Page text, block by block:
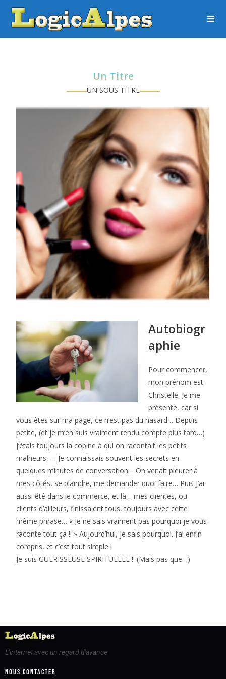
Un Titre
UN SOUS TITRE
Autobiogr
aphie
Pour commencer,
mon prénom est
Christelle. Je me
présente, car si
vous êtes sur ma page, ce n’est pas du hasard… Depuis
petite, (et je m’en suis vraiment rendu compte plus tard…)
j’étais toujours la copine à qui on racontait les petits
malheurs, … Je connaissais souvent les secrets en
quelques minutes de conversation… On venait pleurer à
mes côtés, se plaindre, me demander quoi faire… Puis J’ai
aussi été dans le commerce, et là… mes clientes, ou
clients d’ailleurs, finissaient tous, toujours avec cette
même phrase… « Je ne sais vraiment pas pourquoi je vous
raconte tout ça !! » Aujourd’hui, je sais pourquoi. J’ai enfin
compris, et c’est tout simple !
Je suis GUERISSEUSE SPIRITUELLE !! (Mais pas que…)
L'internet avec un regard d'avance
Nous contacter